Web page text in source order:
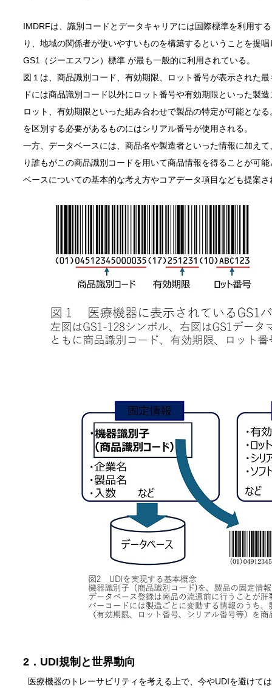
IMDRFは、識別コードとデータキャリアには国際標準を利用す
り、地域の関係者が使いやすいものを構築するということを提
GS1（ジーエスワン）標準 が最も一般的に利用されている。
図１は、商品識別コード、有効期限、ロット番号が表示された
ドには商品識別コード以外にロット番号や有効期限といった製
ロット、有効期限といった組み合わせで製品の特定が可能とな
を区別する必要があるものにはシリアル番号が使用される。
一方、データベースには、商品名や製造者といった情報に加え
り誰もがこの商品識別コードを用いて商品情報を得ることが可
ベースについての基本的な考え方やコアデータ項目なども提案
2．UDI規制と世界動向
医療機器のトレーサビリティを考える上で、今やUDIを避けて